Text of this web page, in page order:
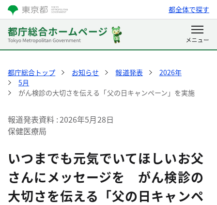
都全体で探す
都庁総合トップ お知らせ 報道発表
2026年
5月
がん検診の大切さを伝える「父の日キャンペーン」を実施
報道発表資料 2026年5月28日
保健医療局
いつまでも元気でいてほしいお父
さんにメッセージを がん検診の
大切さを伝える「父の日キャンペ